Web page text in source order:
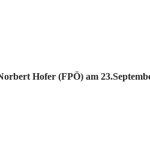
Hofer (FPÖ) am